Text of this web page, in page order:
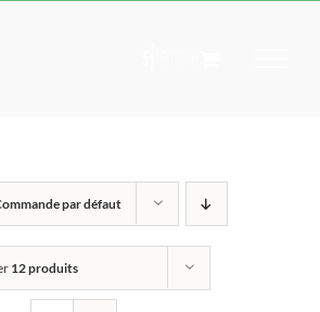
par défaut
12 produits